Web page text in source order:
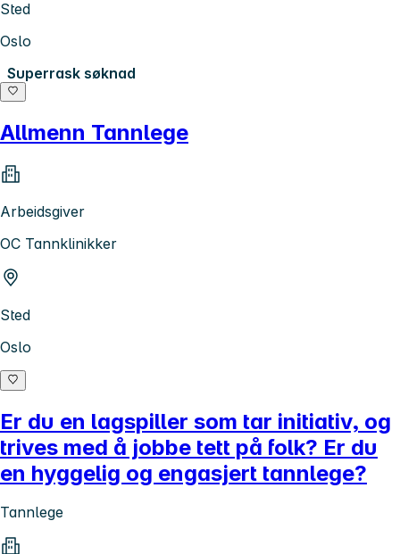
Sted
Oslo
Superrask søknad
Allmenn Tannlege
Arbeidsgiver
OC Tannklinikker
Sted
Oslo
Er du en lagspiller som tar initiativ, og
trives med å jobbe tett på folk? Er du
en hyggelig og engasjert tannlege?
Tannlege